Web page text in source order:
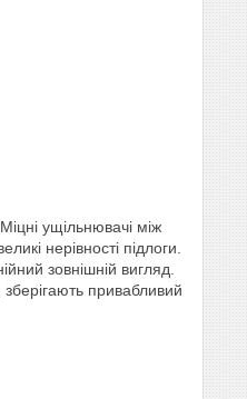
ущільнювачі між
нерівності підлоги.
зовнішній вигляд.
привабливий